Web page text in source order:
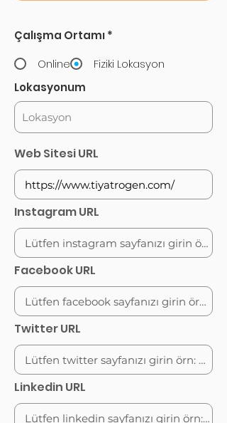
Çalışma Ortamı*
Online
Fiziki Lokasyon
Lokasyonum
Web Sitesi URL
Instagram URL
Facebook URL
Twitter URL
Linkedin URL